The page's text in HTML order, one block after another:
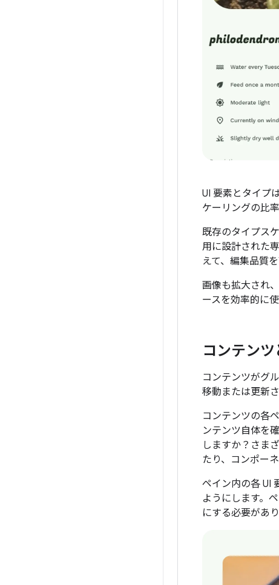
UI 要素とタイプ
ケーリングの比
既存のタイプス
用に設計された
えて、編集品質
画像も拡大され
ースを効率的に
コンテン
コンテンツがグ
移動または更新
コンテンツの各
ンテンツ自体を
しますか？さま
たり、コンポー
ペイン内の各 UI
ようにします。
にする必要があ